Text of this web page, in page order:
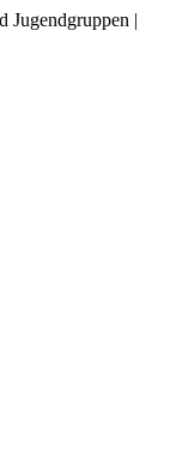
Jugendgruppen |